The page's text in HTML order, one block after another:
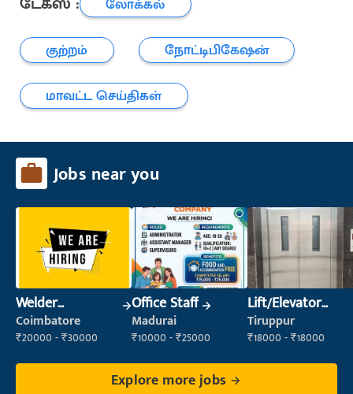
குற்றம்
நோட்டிபிகேஷன்
மாவட்ட செய்திகள்
Jobs near you
Welder
(Fabrication)
Coimbatore
₹20000 - ₹30000
Office Staff
Madurai
₹10000 - ₹25000
Lift/Elevator
Technician
Tiruppur
₹18000 - ₹18000
Explore more jobs